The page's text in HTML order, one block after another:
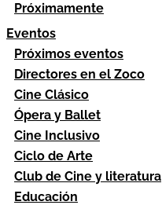
Próximamente
Eventos
Próximos eventos
Directores en el Zoco
Cine Clásico
Ópera y Ballet
Cine Inclusivo
Ciclo de Arte
Club de Cine y literatura
Educación